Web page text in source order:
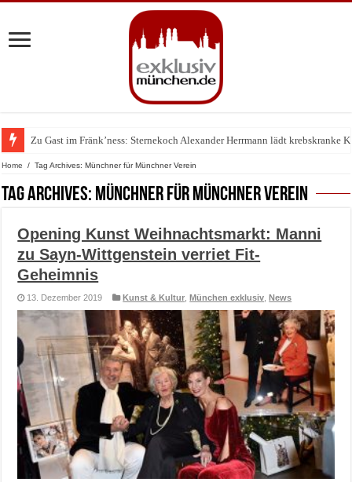
Zu Gast im Fränk’ness: Sternekoch Alexander Herrmann lädt krebskranke
Warum München gerade zum Treffpunkt der Lingerie-Branche wurde
Home / Tag Archives: Münchner für Münchner Verein
Tag Archives: Münchner für Münchner Verein
Opening Kunst Weihnachtsmarkt: Manni
zu Sayn-Wittgenstein verriet Fit-
Geheimnis
13. Dezember 2019 Kunst & Kultur ,München exklusiv ,News